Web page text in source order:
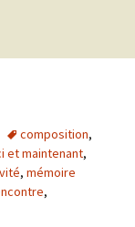
composition,
et maintenant,
, mémoire
,